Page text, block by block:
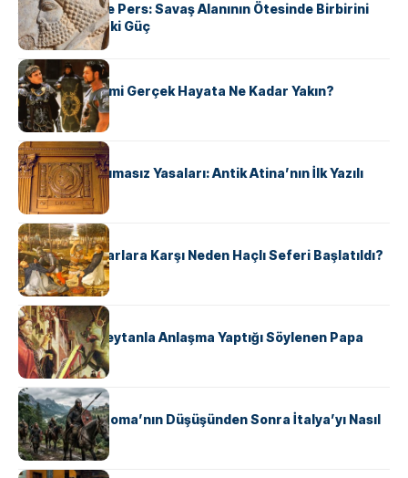
Antik Yunan ve Pers: Savaş Alanının Ötesinde Birbirini
Şekillendiren İki Güç
KÜLTÜR
‘Gladiator’ Filmi Gerçek Hayata Ne Kadar Yakın?
KÜLTÜR
Draco’nun Acımasız Yasaları: Antik Atina’nın İlk Yazılı
Hukuk Kodu
KÜLTÜR
Avrupalı ​​Katharlara Karşı Neden Haçlı Seferi Başlatıldı?
KÜLTÜR
II. Silvester: Şeytanla Anlaşma Yaptığı Söylenen Papa
KÜLTÜR
Ostrogotlar Roma’nın Düşüşünden Sonra İtalya’yı Nasıl
Ele Geçirdi?